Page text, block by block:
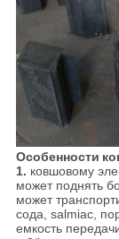
Особенности
1. ковшовому
может поднять
может
сода, salmiac,
емкость